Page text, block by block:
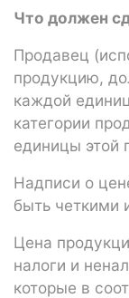
Что должен
Продавец
продукцию,
каждой
категории
единицы этой
Надписи о
быть четкими
Цена
налоги и
которые в